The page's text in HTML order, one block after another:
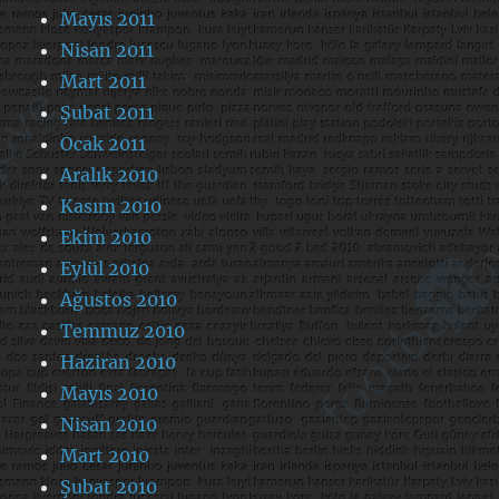
Mayıs 2011
Nisan 2011
Mart 2011
Şubat 2011
Ocak 2011
Aralık 2010
Kasım 2010
Ekim 2010
Eylül 2010
Ağustos 2010
Temmuz 2010
Haziran 2010
Mayıs 2010
Nisan 2010
Mart 2010
Şubat 2010